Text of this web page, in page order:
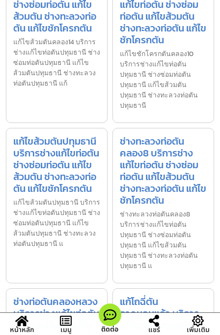
ช่างซ่อมท่อตัน แก้ไข
ส้วมตัน ช่างทะลวงท่อ
ตัน แก้ไขชักโครกตัน
แก้ไขส้วมตันคลอง14 บริการ
ช่างแก้ไขท่อตันปทุมธานี ช่าง
ซ่อมท่อตันปทุมธานี แก้ไข
ส้วมตันปทุมธานี ช่างทะลวง
ท่อตันปทุมธานี แก้
แก้ไขท่อตัน ช่างซ่อม
ท่อตัน แก้ไขส้วมตัน
ช่างทะลวงท่อตัน แก้ไข
ชักโครกตัน
แก้ไขชักโครกตันคลอง10
บริการช่างแก้ไขท่อตัน
ปทุมธานี ช่างซ่อมท่อตัน
ปทุมธานี แก้ไขส้วมตัน
ปทุมธานี ช่างทะลวงท่อตัน
ปทุมธานี
แก้ไขส้วมตันปทุมธานี
บริการช่างแก้ไขท่อตัน
ช่างซ่อมท่อตัน แก้ไข
ส้วมตัน ช่างทะลวงท่อ
ตัน แก้ไขชักโครกตัน
แก้ไขส้วมตันปทุมธานี บริการ
ช่างแก้ไขท่อตันปทุมธานี ช่าง
ซ่อมท่อตันปทุมธานี แก้ไข
ส้วมตันปทุมธานี ช่างทะลวง
ท่อตันปทุมธานี แ
ช่างทะลวงท่อตัน
คลอง8 บริการช่าง
แก้ไขท่อตัน ช่างซ่อม
ท่อตัน แก้ไขส้วมตัน
ช่างทะลวงท่อตัน แก้ไข
ชักโครกตัน
ช่างทะลวงท่อตันคลอง8
บริการช่างแก้ไขท่อตัน
ปทุมธานี ช่างซ่อมท่อตัน
ปทุมธานี แก้ไขส้วมตัน
ปทุมธานี ช่างทะลวงท่อตัน
ปทุมธานี แ
ช่างท่อตันคลองหลวง
บริการช่างแก้ไขท่อตัน
ช่างซ่อมท่อตัน แก้ไข
แก้โถฉี่ตัน
ลาดหลุมแก้ว บริการ
แก้ไขท่อตันทุกชนิด
หน้าหลัก เมนู ติดต่อ แชร์ เพิ่มเติม